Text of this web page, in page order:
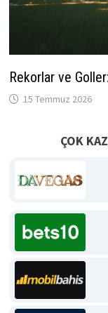
Rekorlar ve
15 Temmuz 2026
ÇOK